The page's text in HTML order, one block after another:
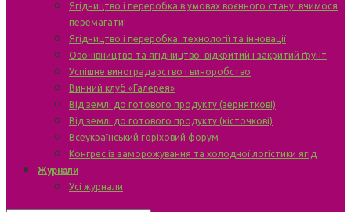
Ягідництво і переробка в умовах воєнного стану: вчимося
перемагати!
Ягідництво і переробка: технології та інновації
Овочівництво та ягідництво: відкритий і закритий ґрунт
Успішне виноградарство і виноробство
Винний клуб «Галерея»
Від землі до готового продукту (зерняткові)
Від землі до готового продукту (кісточкові)
Всеукраїнський горіховий форум
Конгрес із заморожування та холодної логістики ягід
Журнали
Усі журнали